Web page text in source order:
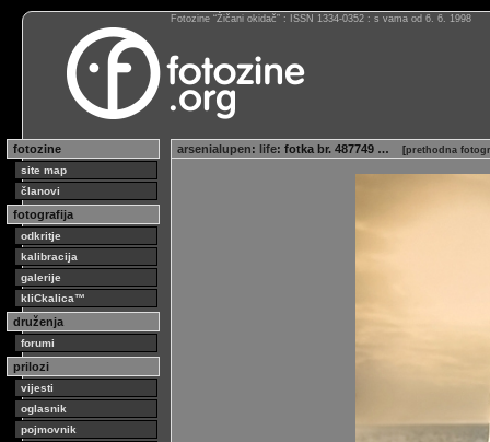
Fotozine “Žičani okidač” : ISSN 1334-0352 : s vama od 6. 6. 1998
fotozine
site map
članovi
fotografija
odkritje
kalibracija
galerije
kliCkalica™
druženja
forumi
prilozi
vijesti
oglasnik
pojmovnik
arsenialupen: life: fotka br. 487749 … [prethodna